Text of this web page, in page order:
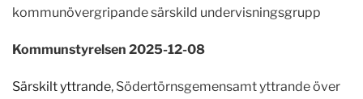
kommunövergripande särskild undervisningsgrupp
Kommunstyrelsen 2025-12-08
Särskilt yttrande, Södertörnsgemensamt yttrande över